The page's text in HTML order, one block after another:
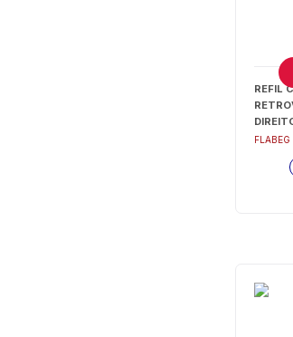
REFIL
FLABEG